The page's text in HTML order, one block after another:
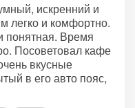
искренний и
легко и комфортно.
понятная. Время
Посоветовал кафе
вкусные
в его авто пояс,